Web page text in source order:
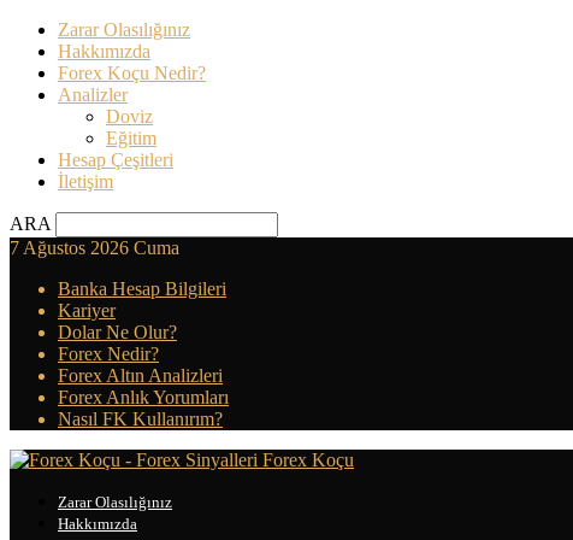
Zarar Olasılığınız
Hakkımızda
Forex Koçu Nedir?
Analizler
Doviz
Eğitim
Hesap Çeşitleri
İletişim
ARA
7 Ağustos 2026 Cuma
Banka Hesap Bilgileri
Kariyer
Dolar Ne Olur?
Forex Nedir?
Forex Altın Analizleri
Forex Anlık Yorumları
Nasıl FK Kullanırım?
Forex Koçu
Zarar Olasılığınız
Hakkımızda